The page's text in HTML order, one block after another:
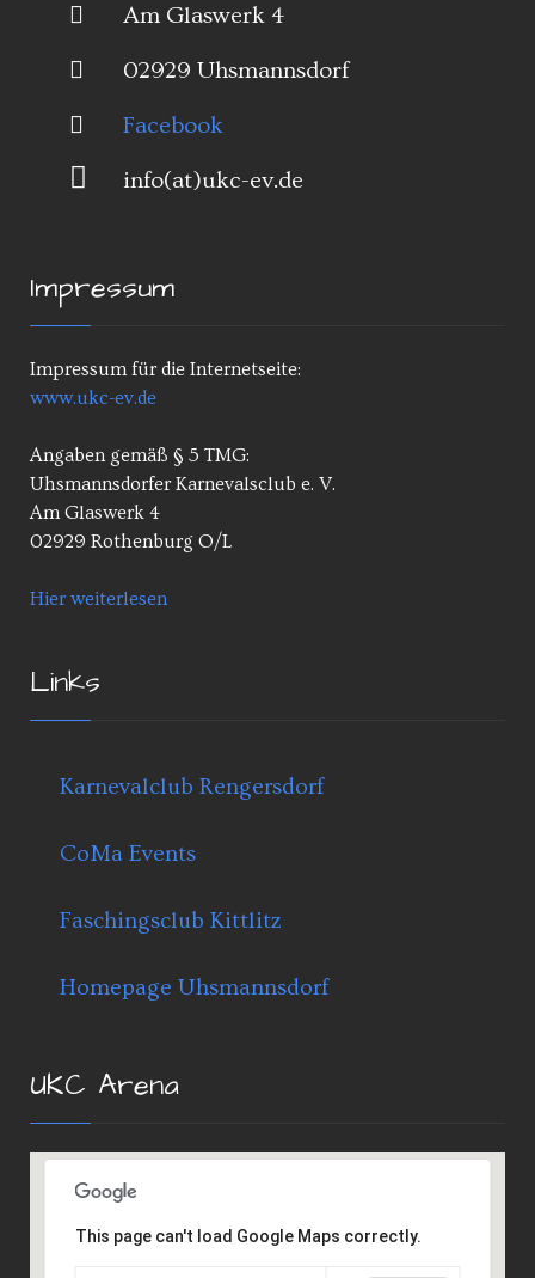
Am Glaswerk 4
02929 Uhsmannsdorf
Facebook
info(at)ukc-ev.de
Impressum
Impressum für die Internetseite:
www.ukc-ev.de
Angaben gemäß § 5 TMG:
Uhsmannsdorfer Karnevalsclub e. V.
Am Glaswerk 4
02929 Rothenburg O/L
Hier weiterlesen
Links
Karnevalclub Rengersdorf
CoMa Events
Faschingsclub Kittlitz
Homepage Uhsmannsdorf
UKC Arena
This page can't load Google Maps correctly.